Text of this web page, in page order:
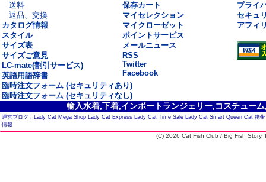
送料
返品、交換
カタログ情報
スタイル
サイズ表
サイズご意見
LC-mate(割引サービス)
英語用語辞書
保存カート
マイセレクション
マイクローゼット
ポイントサービス
メールニュース
RSS
Twitter
Facebook
プライ
セキュ
アフィ
臨時注文フォーム (セキュリティあり)
臨時注文フォーム (セキュリティなし)
輸入水着,下着,インポートランジェリー,コスチュー
運営ブログ : Lady Cat Mega Shop Lady Cat Express Lady Cat Time Sale Lady Cat Smart Queen Cat 携
情報
(C) 2026 Cat Fish Club / Big Fish Story,